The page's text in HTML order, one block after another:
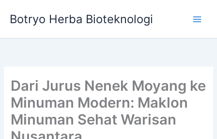
Botryo Herba Bioteknologi
Dari Jurus Nenek Moyang ke
Minuman Modern: Maklon
Minuman Sehat Warisan